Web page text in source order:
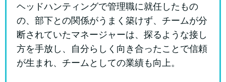
ヘッドハンティングで管理職に就任したもの
の、部下との関係がうまく築けず、チームが分
断されていたマネージャーは、探るような接し
方を手放し、自分らしく向き合ったことで信頼
が生まれ、チームとしての業績も向上。